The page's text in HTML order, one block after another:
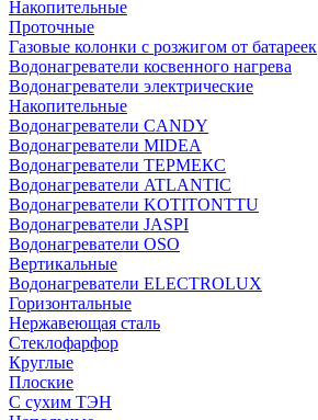
Накопительные
Проточные
Газовые колонки с розжигом от батареек
Водонагреватели косвенного нагрева
Водонагреватели электрические
Накопительные
Водонагреватели CANDY
Водонагреватели MIDEA
Водонагреватели ТЕРМЕКС
Водонагреватели ATLANTIC
Водонагреватели KOTITONTTU
Водонагреватели JASPI
Водонагреватели OSO
Вертикальные
Водонагреватели ELECTROLUX
Горизонтальные
Нержавеющая сталь
Стеклофарфор
Круглые
Плоские
С сухим ТЭН